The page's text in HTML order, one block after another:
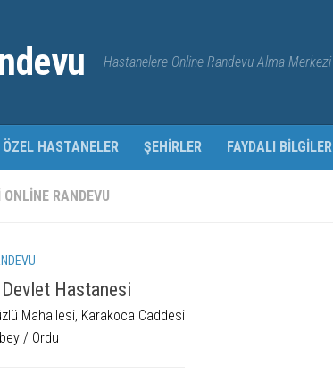
Hastanelere Online Randevu Alma Merkezi
ÖZEL HASTANELER ŞEHIRLER FAYDALI BILGILER
RANDEVU
Hastanesi
Mahallesi, Karakoca Caddesi
/ Ordu